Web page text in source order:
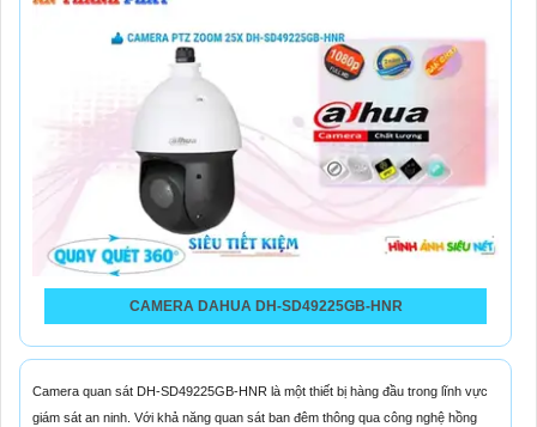
CAMERA DAHUA DH-SD49225GB-HNR
Camera quan sát DH-SD49225GB-HNR là một thiết bị hàng đầu trong lĩnh vực
giám sát an ninh. Với khả năng quan sát ban đêm thông qua công nghệ hồng